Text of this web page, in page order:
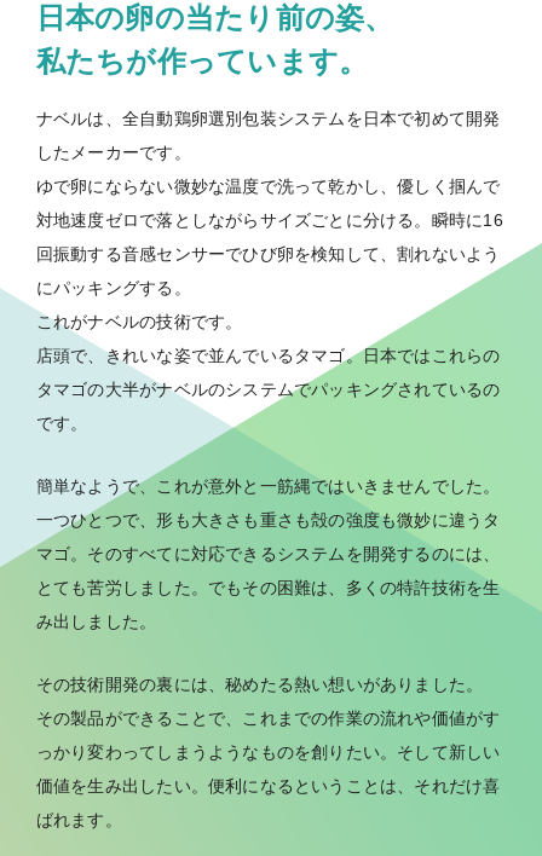
日本の卵の当たり前の姿、
私たちが作っています。
ナベルは、全自動鶏卵選別包装システムを日本で初めて開発
したメーカーです。
ゆで卵にならない微妙な温度で洗って乾かし、優しく掴んで
対地速度ゼロで落としながらサイズごとに分ける。瞬時に16
回振動する音感センサーでひび卵を検知して、割れないよう
にパッキングする。
これがナベルの技術です。
店頭で、きれいな姿で並んでいるタマゴ。日本ではこれらの
タマゴの大半がナベルのシステムでパッキングされているの
です。
簡単なようで、これが意外と一筋縄ではいきませんでした。
一つひとつで、形も大きさも重さも殻の強度も微妙に違うタ
マゴ。そのすべてに対応できるシステムを開発するのには、
とても苦労しました。でもその困難は、多くの特許技術を生
み出しました。
その技術開発の裏には、秘めたる熱い想いがありました。
その製品ができることで、これまでの作業の流れや価値がす
っかり変わってしまうようなものを創りたい。そして新しい
価値を生み出したい。便利になるということは、それだけ喜
ばれます。